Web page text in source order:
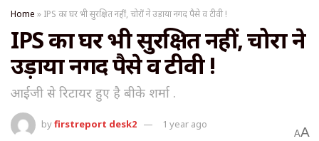
Home » IPS का घर भी सुरक्षित नहीं, चोरों ने उड़ाया नगद पैसे व टीवी !
IPS का घर भी सुरक्षित नहीं, चोरों ने
उड़ाया नगद पैसे व टीवी !
आईजी से रिटायर हुए है बीके शर्मा .
byfirstreport desk2
1 year ago
AA